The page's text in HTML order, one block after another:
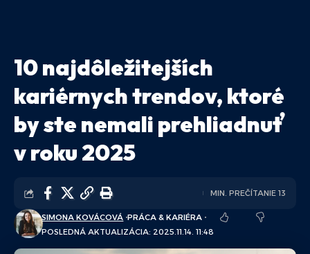
10 najdôležitejších
kariérnych trendov, ktoré
by ste nemali prehliadnuť
v roku 2025
POSLEDNÁ AKTUALIZÁCIA: 2025.11.14. 11:48
SIMONA KOVÁCOVÁ PRÁCA & KARIÉRA
MIN. PREČÍTANIE 13